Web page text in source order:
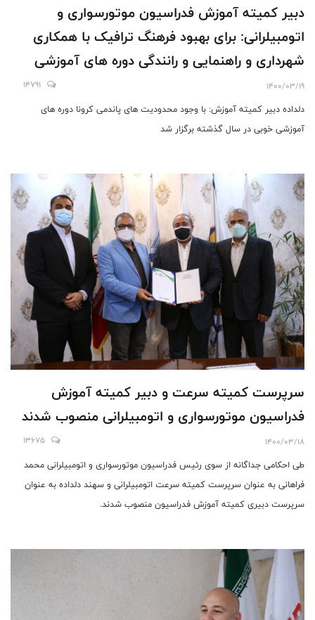
دبیر کمیته آموزش فدراسیون موتورسواری و
اتومبیلرانی: برای بهبود فرهنگ ترافیک با همکاری
شهرداری و راهنمایی و رانندگی دوره های آموزشی
برگزار می کنیم/ برگزاری دوره های آموزشی همگانی و
تخصصی در دستور کار قرار دارد
1400/03/19
14791
دلداده دبیر کمیته آموزش: با وجود محدودیت های پاندمی کرونا دوره های
آموزشی خوبی در سال گذشته برگزار شد
سرپرست کمیته سرعت و دبیر کمیته آموزش
فدراسیون موتورسواری و اتومبیلرانی منصوب شدند
1400/03/18
13675
طی احکامی جداگانه از سوی رئیس فدراسیون موتورسواری و اتومبیلرانی محمد
فراهانی به عنوان سرپرست کمیته سرعت اتومبیلرانی و سهند دلداده به عنوان
سرپرست دبیری کمیته آموزش فدراسیون منصوب شدند.